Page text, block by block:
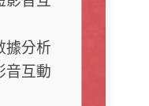
據分析
音互動